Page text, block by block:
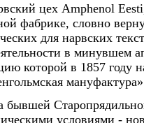
цех Amphenol
фабрике, словно
для нарвских
в минувшем
которой в 1857 году
бывшей
условиями -